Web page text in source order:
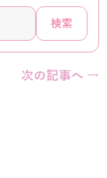
›
検索
次の記事へ →